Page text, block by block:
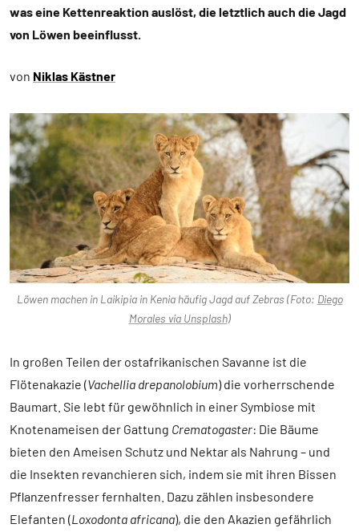
was eine Kettenreaktion auslöst, die letztlich auch die Jagd
von Löwen beeinflusst.
von Niklas Kästner
Löwen machen in Laikipia in Kenia häufig Jagd auf Zebras (Foto: Diego
Morales via Unsplash)
In großen Teilen der ostafrikanischen Savanne ist die
Flötenakazie (Vachellia drepanolobium) die vorherrschende
Baumart. Sie lebt für gewöhnlich in einer Symbiose mit
Knotenameisen der Gattung Crematogaster: Die Bäume
bieten den Ameisen Schutz und Nektar als Nahrung – und
die Insekten revanchieren sich, indem sie mit ihren Bissen
Pflanzenfresser fernhalten. Dazu zählen insbesondere
Elefanten (Loxodonta africana), die den Akazien gefährlich